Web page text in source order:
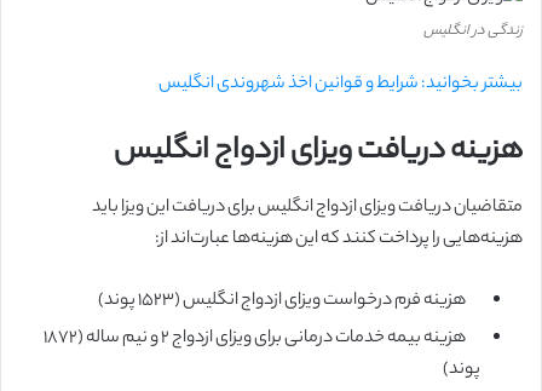
زندگی در انگلیس
بیشتر بخوانید: شرایط و قوانین اخذ شهروندی انگلیس
هزینه دریافت ویزای ازدواج انگلیس
متقاضیان دریافت ویزای ازدواج انگلیس برای دریافت این ویزا باید
هزینه‌هایی را پرداخت کنند که این هزینه‌ها عبارت‌اند از:
هزینه فرم درخواست ویزای ازدواج انگلیس (۱۵۲۳ پوند)
هزینه بیمه خدمات درمانی برای ویزای ازدواج ۲ و نیم ساله (۱۸۷۲
پوند)